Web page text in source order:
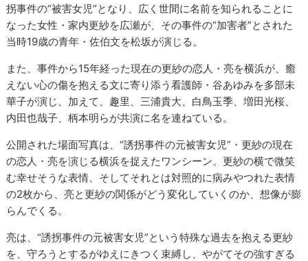
拐事件の“被害女児”となり、広く世間に名前を知られることに
なった女性・家内更紗を広瀬が、その事件の“加害者”とされた
当時19歳の青年・佐伯文を松坂が演じる。
また、事件から15年経った現在の更紗の恋人・亮を横浜が、癒
えない心の傷を抱える文に寄り添う看護師・谷あゆみを多部未
華子が演じ、加えて、趣里、三浦貴大、白鳥玉季、増田光桜、
内田也哉子、柄本明らが共演に名を連ねている。
公開された場面写真は、“誘拐事件の元被害女児”・更紗の現在
の恋人・亮を演じる横浜を捉えたワンシーン。更紗の横で微笑
む幸せそうな表情、そしてそれとは対照的に病みやつれた表情
の2枚から、亮と更紗の関係がどう変化していくのか、想像が膨
らんでくる。
亮は、“誘拐事件の元被害女児”という特殊な過去を抱える更紗
を、守ろうとするがゆえにきつく束縛し、やがてその強すぎる